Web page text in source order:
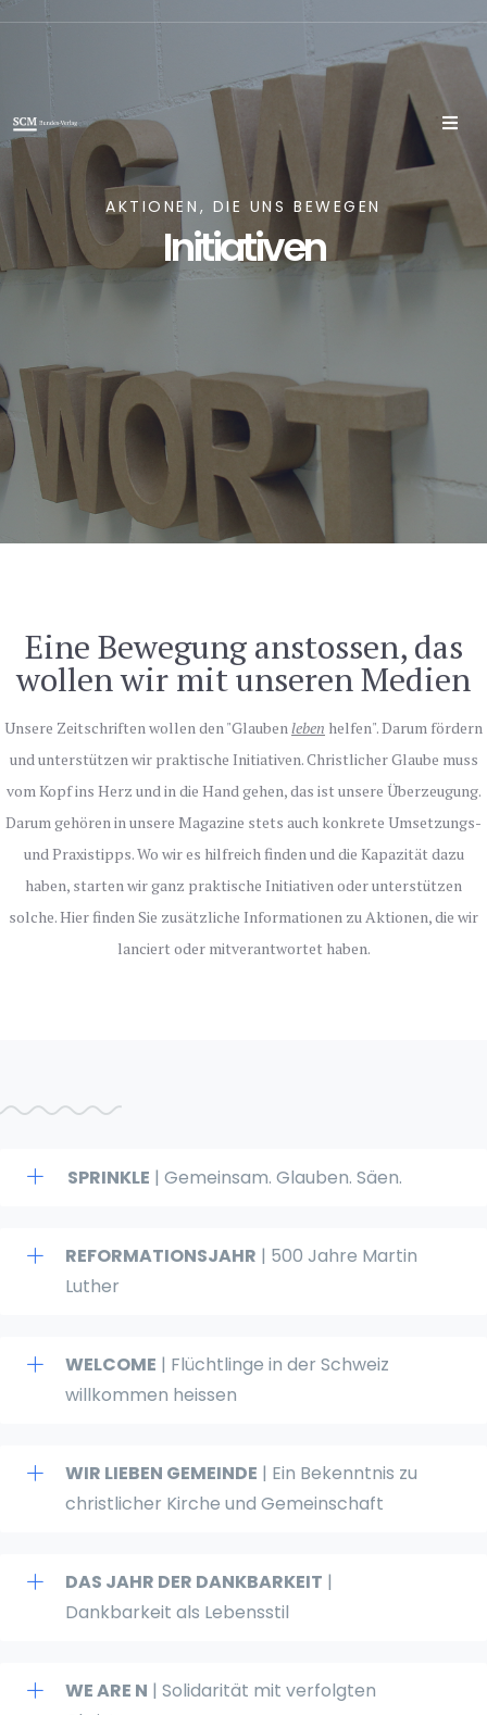
AKTIONEN, DIE UNS BEWEGEN
Initiativen
Eine Bewegung anstossen, das
wollen wir mit unseren Medien
Unsere Zeitschriften wollen den "Glaubenleben helfen". Darum fördern
und unterstützen wir praktische Initiativen. Christlicher Glaube muss
vom Kopf ins Herz und in die Hand gehen, das ist unsere Überzeugung.
Darum gehören in unsere Magazine stets auch konkrete Umsetzungs-
und Praxistipps. Wo wir es hilfreich finden und die Kapazität dazu
haben, starten wir ganz praktische Initiativen oder unterstützen
solche. Hier finden Sie zusätzliche Informationen zu Aktionen, die wir
lanciert oder mitverantwortet haben.
SPRINKLE | Gemeinsam. Glauben. Säen.
REFORMATIONSJAHR | 500 Jahre Martin
Luther
WELCOME | Flüchtlinge in der Schweiz
willkommen heissen
WIR LIEBEN GEMEINDE | Ein Bekenntnis zu
christlicher Kirche und Gemeinschaft
DAS JAHR DER DANKBARKEIT |
Dankbarkeit als Lebensstil
WE ARE N | Solidarität mit verfolgten